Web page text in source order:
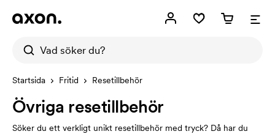
Startsida Fritid Resetillbehör
Övriga resetillbehör
Söker du ett verkligt unikt resetillbehör med tryck? Då har du